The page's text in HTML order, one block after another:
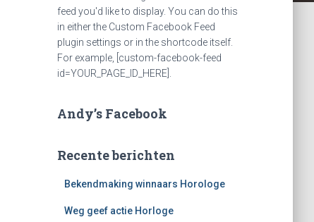
feed you'd like to display. You can do this
in either the Custom Facebook Feed
plugin settings or in the shortcode itself.
For example, [custom-facebook-feed
id=YOUR_PAGE_ID_HERE].
Andy’s Facebook
Recente berichten
Bekendmaking winnaars Horologe
Weg geef actie Horloge